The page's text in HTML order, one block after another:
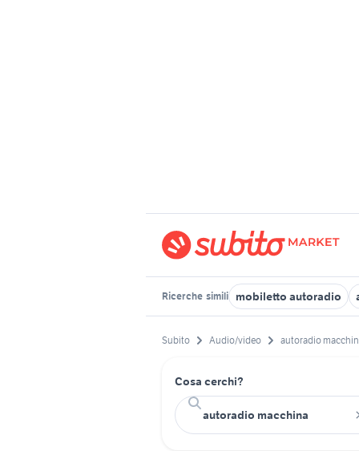
Ricerche simili mobiletto autoradio
Subito Audio/video autoradio
Cosa cerchi?